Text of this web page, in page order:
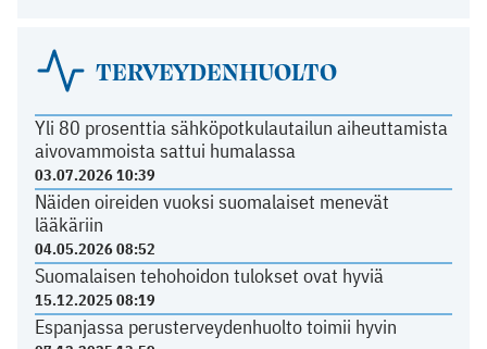
TERVEYDENHUOLTO
Yli 80 prosenttia sähköpotkulautailun aiheuttamista
aivovammoista sattui humalassa
03.07.2026 10:39
Näiden oireiden vuoksi suomalaiset menevät
lääkäriin
04.05.2026 08:52
Suomalaisen tehohoidon tulokset ovat hyviä
15.12.2025 08:19
Espanjassa perusterveydenhuolto toimii hyvin